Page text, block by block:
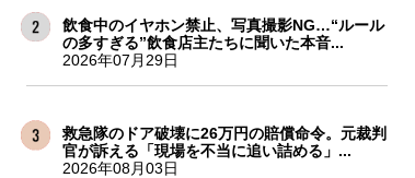
飲食中のイヤホン禁止、写真撮影NG…“ルール
の多すぎる”飲食店主たちに聞いた本音...
2026年07月29日
救急隊のドア破壊に26万円の賠償命令。元裁判
官が訴える「現場を不当に追い詰める」...
2026年08月03日